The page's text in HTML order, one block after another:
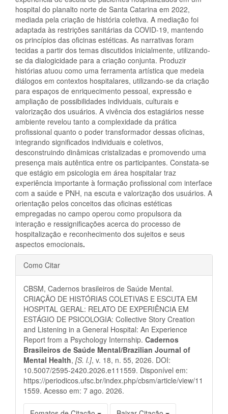
hospital do planalto norte de Santa Catarina em 2022,
mediada pela criação de história coletiva. A mediação foi
adaptada às restrições sanitárias da COVID-19, mantendo
os princípios das oficinas estéticas. As narrativas foram
tecidas a partir dos temas discutidos inicialmente, utilizando-
se da dialogicidade para a criação conjunta. Produzir
histórias atuou como uma ferramenta artística que medeia
diálogos em contextos hospitalares, utilizando-se da criação
para espaços de enriquecimento pessoal, expressão e
ampliação de possibilidades individuais, culturais e
valorização dos usuários. A vivência dos estagiários nesse
ambiente revelou tanto a complexidade da prática
profissional quanto o poder transformador dessas oficinas,
integrando significados individuais e coletivos,
desconstruindo dinâmicas cristalizadas e promovendo uma
presença mais autêntica entre os participantes. Constata-se
que estágio em psicologia em área hospitalar traz
experiência importante à formação profissional com interface
com a saúde e PNH, na escuta e valorização dos usuários. A
orientação pelos conceitos das oficinas estéticas
empregadas no campo operou como propulsora da
interação e ressignificações acerca do processo de
hospitalização e reconhecimento dos sujeitos e seus
aspectos emocionais.
Detalhes
do
artigo
Como Citar
CBSM, Cadernos brasileiros de Saúde Mental.
CRIAÇÃO DE HISTÓRIAS COLETIVAS E ESCUTA EM
HOSPITAL GERAL: RELATO DE EXPERIÊNCIA EM
ESTÁGIO DE PSICOLOGIA: Collective Story Creation
and Listening in a General Hospital: An Experience
Report from a Psychology Internship. Cadernos
Brasileiros de Saúde Mental/Brazilian Journal of
Mental Health, [S. l.], v. 18, n. 55, 2026. DOI:
10.5007/2595-2420.2026.e111559. Disponível em:
https://periodicos.ufsc.br/index.php/cbsm/article/view/11
1559. Acesso em: 7 ago. 2026.